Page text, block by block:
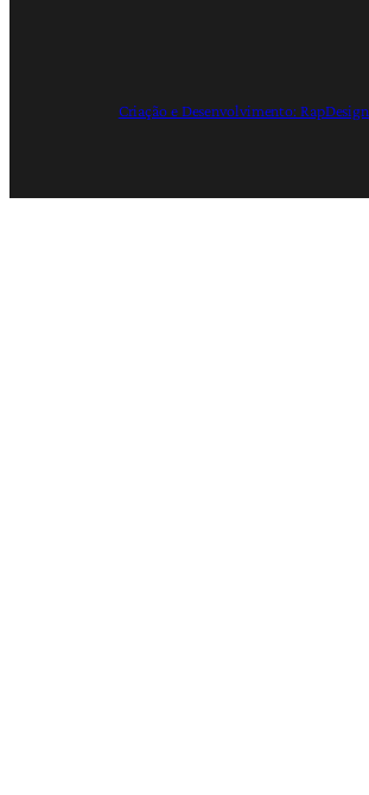
Criação e Desenvolvimento: RapDesign